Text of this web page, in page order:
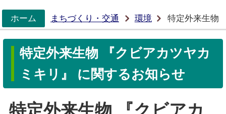
ホーム
まちづくり・交通 環境 特定外来生物
特定外来生物 『クビアカツヤカ
ミキリ』 に関するお知らせ
特定外来生物 『クビアカ